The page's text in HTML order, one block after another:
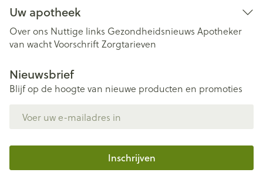
Uw apotheek
Over ons Nuttige links Gezondheidsnieuws Apotheker
van wachtVoorschriftZorgtarieven
Nieuwsbrief
Blijf op de hoogte van nieuwe producten en promoties
Inschrijven